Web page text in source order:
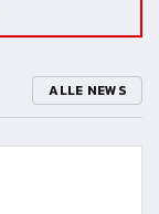
ALLE NEWS